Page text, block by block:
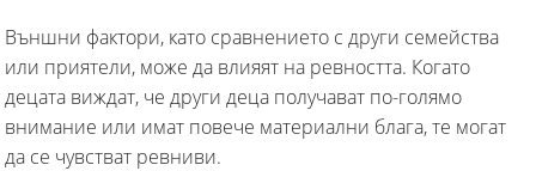
Външни фактори, като сравнението с други семейства
или приятели, може да влияят на ревността. Когато
децата виждат, че други деца получават по-голямо
внимание или имат повече материални блага, те могат
да се чувстват ревниви.